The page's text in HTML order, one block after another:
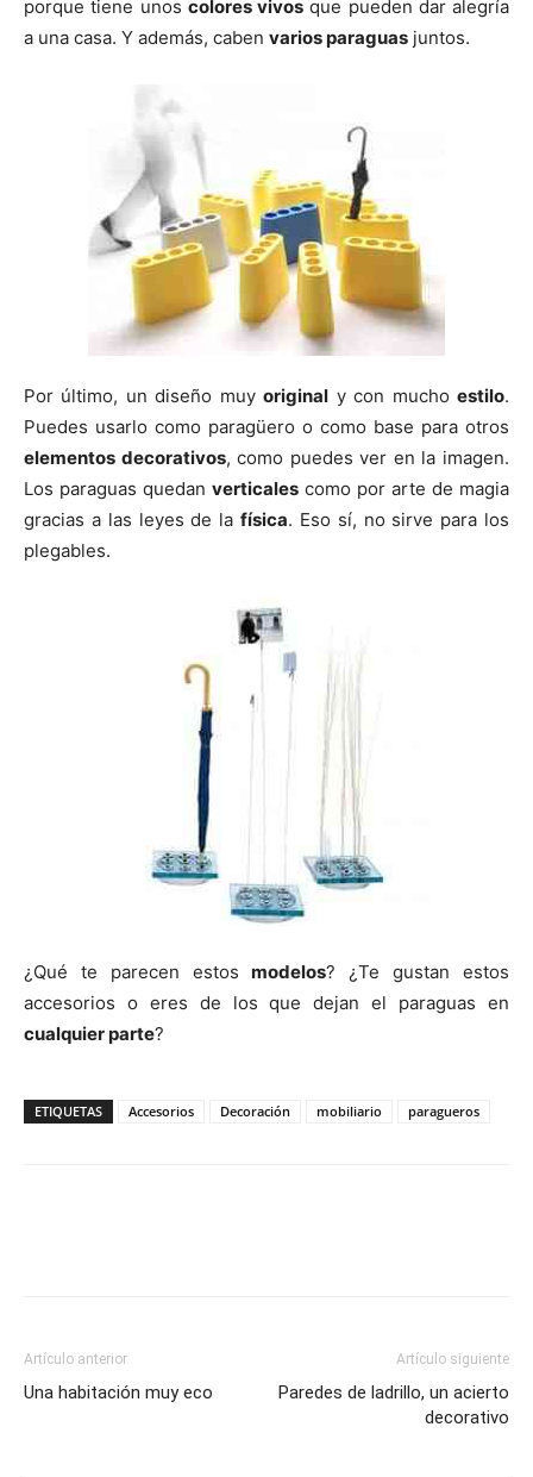
porque tiene unos colores vivos que pueden dar alegría
a una casa. Y además, caben varios paraguas juntos.
Por último, un diseño muyoriginal y con muchoestilo.
Puedes usarlo como paragüero o como base para otros
elementos decorativos, como puedes ver en la imagen.
Los paraguas quedan verticales como por arte de magia
gracias a las leyes de la física. Eso sí, no sirve para los
plegables.
¿Qué te parecen estosmodelos? ¿Te gustan estos
accesorios o eres de los que dejan el paraguas en
cualquier parte?
ETIQUETAS Accesorios Decoración mobiliario paragueros
Artículo anterior
Una habitación muy eco
Artículo siguiente
Paredes de ladrillo, un acierto
decorativo